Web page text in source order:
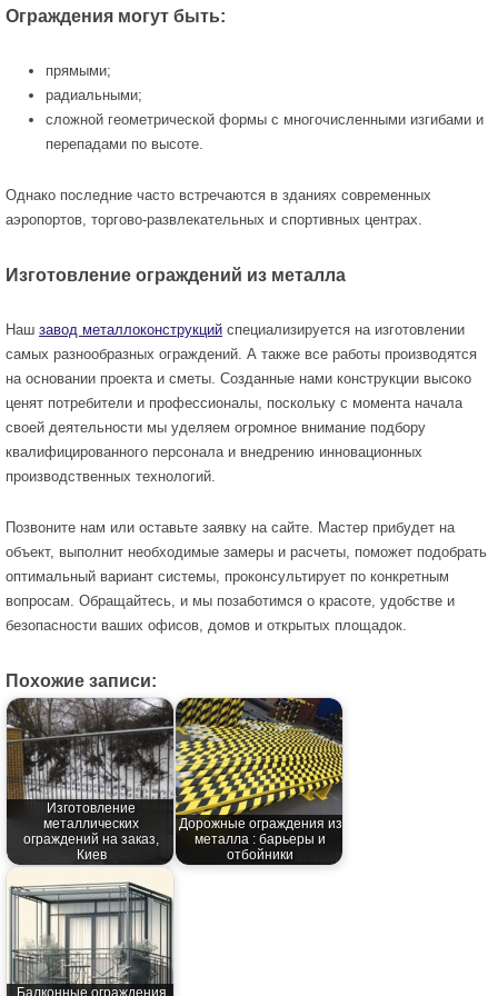
Ограждения могут быть:
прямыми;
радиальными;
сложной геометрической формы с многочисленными изгибами и
перепадами по высоте.
Однако последние часто встречаются в зданиях современных
аэропортов, торгово-развлекательных и спортивных центрах.
Изготовление ограждений из металла
Наш завод металлоконструкций специализируется на изготовлении
самых разнообразных ограждений. А также все работы производятся
на основании проекта и сметы. Созданные нами конструкции высоко
ценят потребители и профессионалы, поскольку с момента начала
своей деятельности мы уделяем огромное внимание подбору
квалифицированного персонала и внедрению инновационных
производственных технологий.
Позвоните нам или оставьте заявку на сайте. Мастер прибудет на
объект, выполнит необходимые замеры и расчеты, поможет подобрать
оптимальный вариант системы, проконсультирует по конкретным
вопросам. Обращайтесь, и мы позаботимся о красоте, удобстве и
безопасности ваших офисов, домов и открытых площадок.
Похожие записи:
Изготовление
металлических
ограждений на заказ,
Киев
Дорожные ограждения из
металла : барьеры и
отбойники
Балконные ограждения